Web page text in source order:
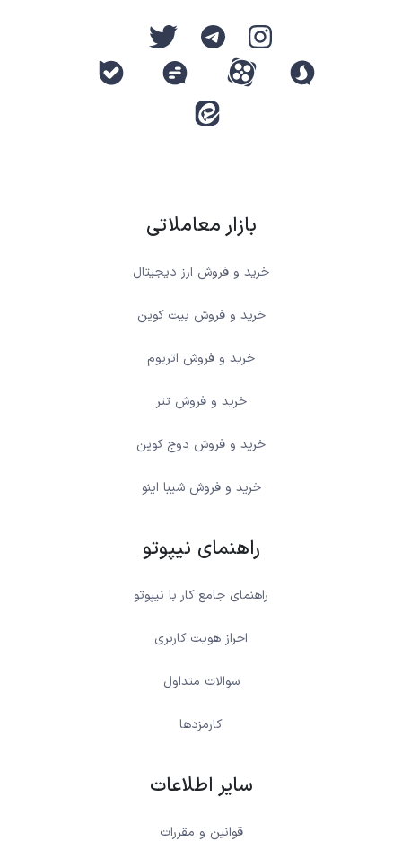
بازار معاملاتی
خرید و فروش ارز دیجیتال
خرید و فروش بیت کوین
خرید و فروش اتریوم
خرید و فروش تتر
خرید و فروش دوج کوین
خرید و فروش شیبا اینو
راهنمای نیپوتو
راهنمای جامع کار با نیپوتو
احراز هویت کاربری
سوالات متداول
کارمزدها
سایر اطلاعات
قوانین و مقررات